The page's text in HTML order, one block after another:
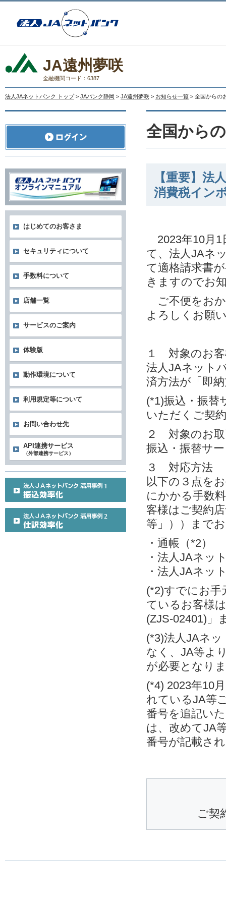
JA遠州夢咲
金融機関コード：6387
法人JAネットバンク トップ > JAバンク静岡 > JA遠州夢咲 > お知らせ一覧 > 全国からの
全国から
【重要】法
消費税イン
2023年10月1
て、法人JAネ
て適格請求書
きますのでお
ご不便をお
よろしくお願
１ 対象のお
法人JAネット
済方法が「即
(*1)振込・振替
いただくご契
２ 対象のお
振込・振替サ
３ 対応方法
以下の３点を
にかかる手数
客様はご契約
等」））まで
・通帳（*2）
・法人JAネッ
・法人JAネッ
(*2)すでにお手
ているお客様
(ZJS-02401)」
(*3)法人JAネ
なく、JA等よ
が必要となり
(*4) 2023年10
れているJA等
番号を追記い
は、改めてJA
番号が記載さ
ご契
はじめてのお客さま
セキュリティについて
手数料について
店舗一覧
サービスのご案内
体験版
動作環境について
利用規定等について
お問い合わせ先
API連携サービス
（外部連携サービス）